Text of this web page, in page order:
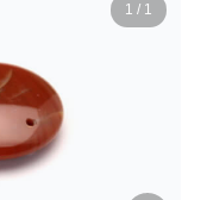
1 / 1